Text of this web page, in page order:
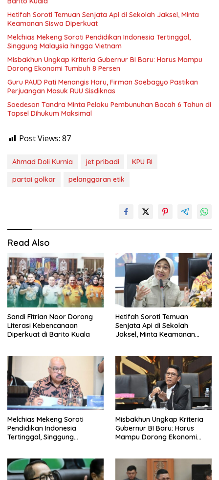
Hetifah Soroti Temuan Senjata Api di Sekolah Jaksel, Minta
Keamanan Siswa Diperkuat
Melchias Mekeng Soroti Pendidikan Indonesia Tertinggal,
Singgung Malaysia hingga Vietnam
Misbakhun Ungkap Kriteria Gubernur BI Baru: Harus Mampu
Dorong Ekonomi Tumbuh 8 Persen
Guru PAUD Pati Menangis Haru, Firman Soebagyo Pastikan
Perjuangan Masuk RUU Sisdiknas
Soedeson Tandra Minta Pelaku Pembunuhan Bocah 6 Tahun di
Tapsel Dihukum Maksimal
Post Views: 87
Ahmad Doli Kurnia jet pribadi
KPU RI
partai golkar
pelanggaran etik
Read Also
Sandi Fitrian Noor Dorong
Literasi Kebencanaan
Diperkuat di Barito Kuala
Hetifah Soroti Temuan
Senjata Api di Sekolah
Jaksel, Minta Keamanan
Melchias Mekeng Soroti
Pendidikan Indonesia
Tertinggal, Singgung
Misbakhun Ungkap Kriteria
Gubernur BI Baru: Harus
Mampu Dorong Ekonomi